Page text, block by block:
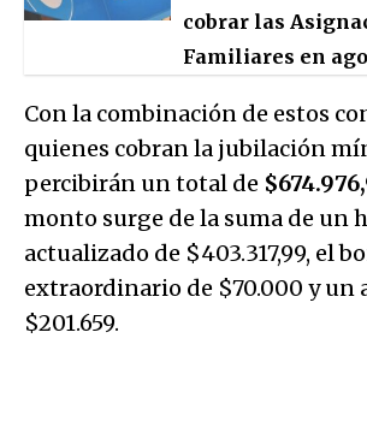
cobrar las
Familiares en
Con la combinación de estos
quienes cobran la jubilación
percibirán un total de
monto surge de la suma de un
actualizado de $403.317,99, el
extraordinario de $70.000 y un
$201.659.